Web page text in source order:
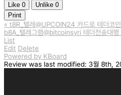
Like 0 Unlike 0
Print
« t8R_텔레@UPCOIN24 카드로 테더코
b8A_텔레그램@bitcoinsyri 테더전송대행
List
Edit Delete
Powered by KBoard
Review was last modified: 3월 8th,